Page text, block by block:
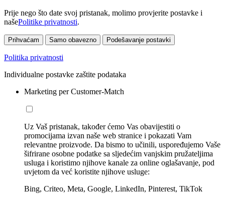
Prije nego što date svoj pristanak, molimo provjerite postavke i
našePolitike privatnosti.
Prihvaćam Samo obavezno Podešavanje postavki
Politika privatnosti
Individualne postavke zaštite podataka
Marketing per Customer-Match
Uz Vaš pristanak, također ćemo Vas obavijestiti o
promocijama izvan naše web stranice i pokazati Vam
relevantne proizvode. Da bismo to učinili, uspoređujemo Vaše
šifrirane osobne podatke sa sljedećim vanjskim pružateljima
usluga i koristimo njihove kanale za online oglašavanje, pod
uvjetom da već koristite njihove usluge:
Bing, Criteo, Meta, Google, LinkedIn, Pinterest, TikTok